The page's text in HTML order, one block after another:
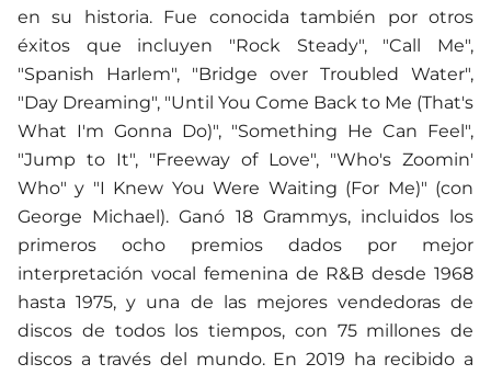
en su historia. Fue conocida también por otros
éxitos que incluyen "Rock Steady", "Call Me",
"Spanish Harlem", "Bridge over Troubled Water",
"Day Dreaming", "Until You Come Back to Me (That's
What I'm Gonna Do)", "Something He Can Feel",
"Jump to It", "Freeway of Love", "Who's Zoomin'
Who" y "I Knew You Were Waiting (For Me)" (con
George Michael). Ganó 18 Grammys, incluidos los
primeros ocho premios dados por mejor
interpretación vocal femenina de R&B desde 1968
hasta 1975, y una de las mejores vendedoras de
discos de todos los tiempos, con 75 millones de
discos a través del mundo. En 2019 ha recibido a